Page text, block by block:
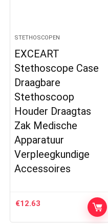
STETHOSCOPEN
EXCEART
Stethoscope Case
Draagbare
Stethoscoop
Houder Draagtas
Zak Medische
Apparatuur
Verpleegkundige
Accessoires
€12.63